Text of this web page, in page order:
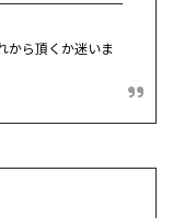
から頂くか迷いま